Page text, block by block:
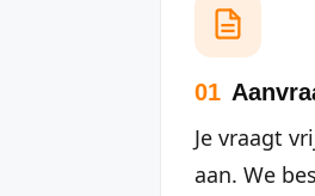
01
Je vraagt
aan. We